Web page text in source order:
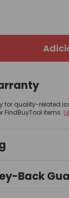
for quality-related
FindBuyTool items.
Back